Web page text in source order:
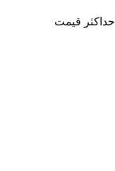
حداكثر قيمت